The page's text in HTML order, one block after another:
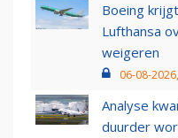
Boeing
Lufthansa
weigeren
06-08-
Analyse
duurder